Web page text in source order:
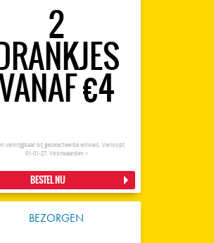
2
€4
verkrijgbaar bij geselecteerde winkels. Verloopt
01-01-27. Voorwaarden >
BESTEL NU
BEZORGEN